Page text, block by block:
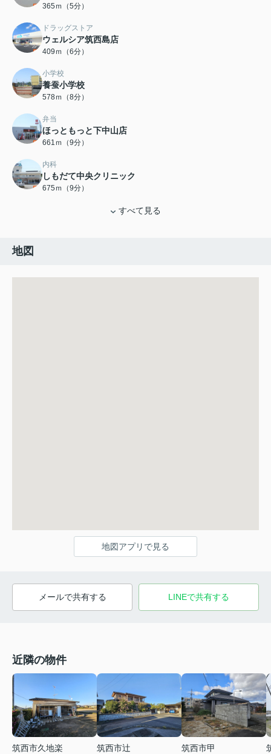
365ｍ（5分）
ドラッグストア
ウェルシア筑西島店
409ｍ（6分）
小学校
養蚕小学校
578ｍ（8分）
弁当
ほっともっと下中山店
661ｍ（9分）
内科
しもだて中央クリニック
675ｍ（9分）
すべて見る
地図
地図アプリで見る
メールで共有する LINEで共有する
近隣の物件
筑西市久地楽
筑西市辻
筑西市甲